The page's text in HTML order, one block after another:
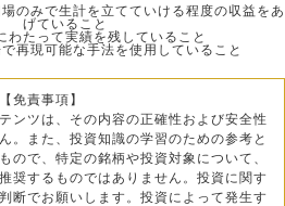
のみで生計を立てていける程度の収益をあ
げていること
わたって実績を残していること
再現可能な手法を使用していること
【免責事項】
ンツは、その内容の正確性および安全性
。また、投資知識の学習のための参考と
ので、特定の銘柄や投資対象について、
奨するものではありません。投資に関す
断でお願いします。投資によって発生す